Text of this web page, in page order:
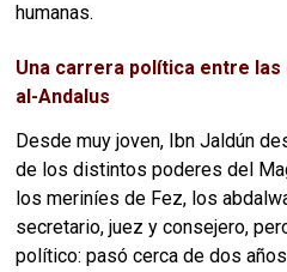
humanas.
Una carrera política entre
al-Andalus
Desde muy joven, Ibn Jaldún
de los distintos poderes del
los meriníes de Fez, los
secretario, juez y consejero,
político: pasó cerca de dos